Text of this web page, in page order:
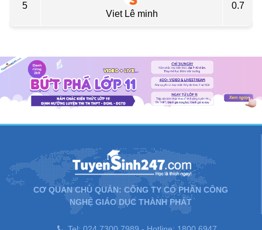
5
Viet Lê minh
0.7
CƠ QUAN CHỦ QUẢN: CÔNG TY CỔ PHẦN CÔNG
NGHỆ GIÁO DỤC THÀNH PHÁT